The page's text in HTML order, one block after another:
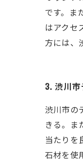
です。ま
はアクセ
方には、
3. 渋川
渋川市の
きる。ま
当たりを
石材を使